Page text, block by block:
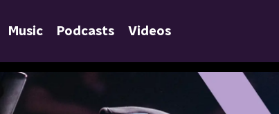
Music Podcasts Videos